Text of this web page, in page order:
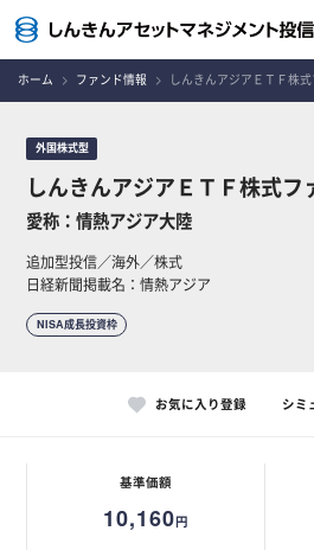
ホーム ファンド情報 しんきんアジアＥＴＦ株
外国株式型
しんきんアジアＥＴＦ株式フ
愛称：情熱アジア大陸
追加型投信／海外／株式
日経新聞掲載名：情熱アジア
NISA成長投資枠
お気に入り登録 シミ
基準価額
10,160円